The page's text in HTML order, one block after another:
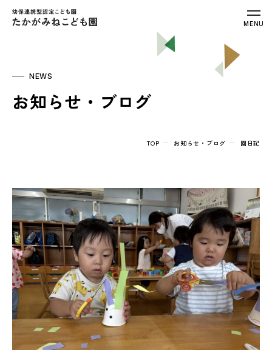
幼保連携型認定こども園 たかがみねこ
MENU
NEWS
お知らせ・ブログ
TOP お知らせ・ブログ 園日記